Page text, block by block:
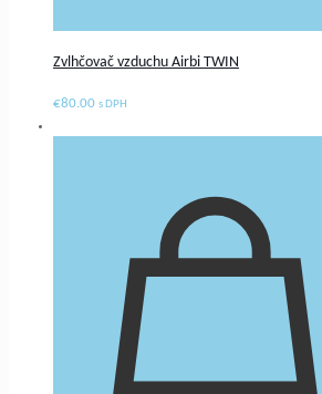
Zvlhčovač vzduchu Airbi TWIN
€80.00 s DPH